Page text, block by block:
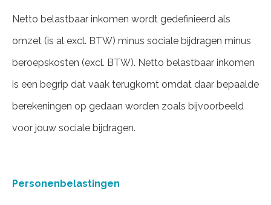
Netto belastbaar inkomen wordt gedefinieerd als
omzet (is al excl. BTW) minus sociale bijdragen minus
beroepskosten (excl. BTW). Netto belastbaar inkomen
is een begrip dat vaak terugkomt omdat daar bepaalde
berekeningen op gedaan worden zoals bijvoorbeeld
voor jouw sociale bijdragen.
Personenbelastingen